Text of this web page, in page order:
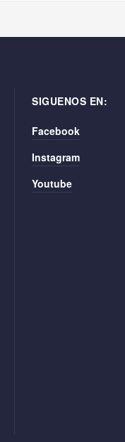
SIGUENOS EN:
Facebook
Instagram
Youtube